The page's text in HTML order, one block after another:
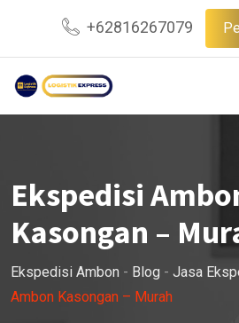
content
+62816267079
Ekspedisi
Kasongan –
Ekspedisi Ambon - Blog - Jasa
Ambon Kasongan – Murah